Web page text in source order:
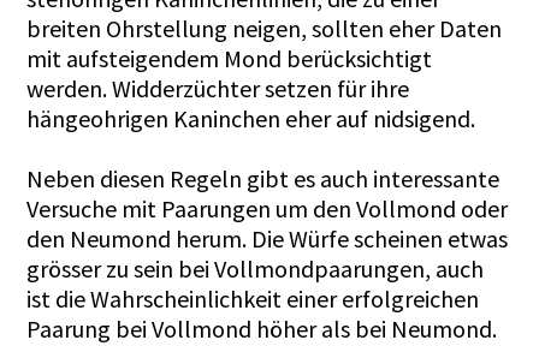
breiten Ohrstellung neigen, sollten eher Daten
mit aufsteigendem Mond berücksichtigt
werden. Widderzüchter setzen für ihre
hängeohrigen Kaninchen eher auf nidsigend.
Neben diesen Regeln gibt es auch interessante
Versuche mit Paarungen um den Vollmond oder
den Neumond herum. Die Würfe scheinen etwas
grösser zu sein bei Vollmondpaarungen, auch
ist die Wahrscheinlichkeit einer erfolgreichen
Paarung bei Vollmond höher als bei Neumond.